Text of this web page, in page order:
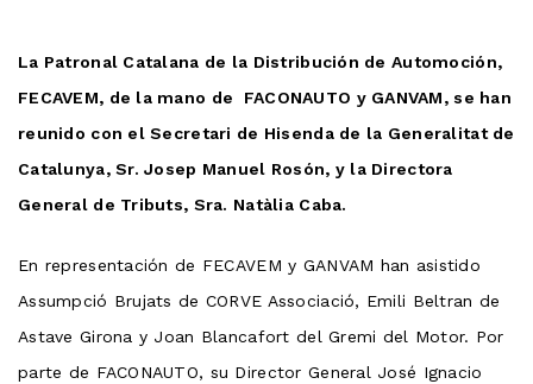
La Patronal Catalana de la Distribución de Automoción,
FECAVEM, de la mano de FACONAUTO y GANVAM, se han
reunido con el Secretari de Hisenda de la Generalitat de
Catalunya, Sr. Josep Manuel Rosón, y la Directora
General de Tributs, Sra. Natàlia Caba.
En representación de FECAVEM y GANVAM han asistido
Assumpció Brujats de CORVE Associació, Emili Beltran de
Astave Girona y Joan Blancafort del Gremi del Motor. Por
parte de FACONAUTO, su Director General José Ignacio